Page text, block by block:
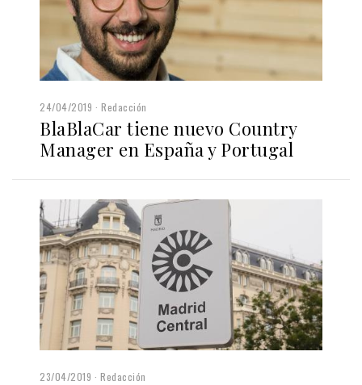
24/04/2019 Redacción
BlaBlaCar tiene nuevo Country
Manager en España y Portugal
23/04/2019 Redacción